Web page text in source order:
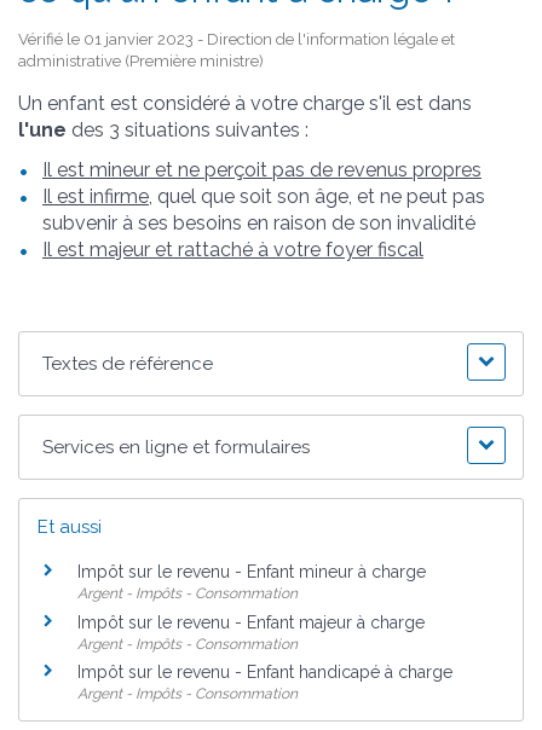
Vérifié le 01 janvier 2023 - Direction de l'information légale et
administrative (Première ministre)
Un enfant est considéré à votre charge s'il est dans
l'une des 3 situations suivantes :
Il est mineur et ne perçoit pas de revenus propres
Il est infirme, quel que soit son âge, et ne peut pas
subvenir à ses besoins en raison de son invalidité
Il est majeur et rattaché à votre foyer fiscal
Textes de référence
Services en ligne et formulaires
Et aussi
Impôt sur le revenu - Enfant mineur à charge
Argent - Impôts - Consommation
Impôt sur le revenu - Enfant majeur à charge
Argent - Impôts - Consommation
Impôt sur le revenu - Enfant handicapé à charge
Argent - Impôts - Consommation